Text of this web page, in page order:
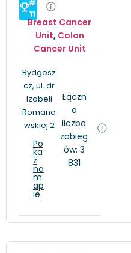
#
11
Breast Cancer
Unit, Colon
Cancer Unit
Bydgosz
cz, ul. dr
Izabeli
Romano
wskiej 2
Po
ka
ż
na
m
ap
ie
Łączn
a
liczba
zabieg
ów: 3
831